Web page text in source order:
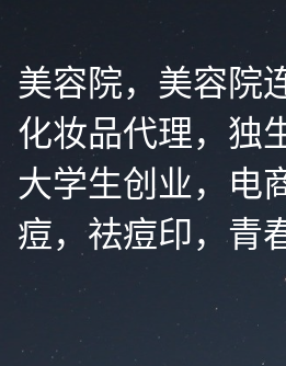
美容院，美容院
化妆品代理，独
大学生创业，电
痘，祛痘印，青